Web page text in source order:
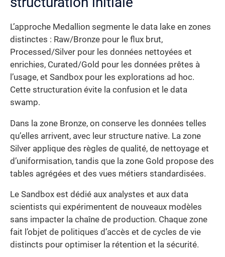
L’approche Medallion segmente le data lake en zones
distinctes : Raw/Bronze pour le flux brut,
Processed/Silver pour les données nettoyées et
enrichies, Curated/Gold pour les données prêtes à
l’usage, et Sandbox pour les explorations ad hoc.
Cette structuration évite la confusion et le data
swamp.
Dans la zone Bronze, on conserve les données telles
qu’elles arrivent, avec leur structure native. La zone
Silver applique des règles de qualité, de nettoyage et
d’uniformisation, tandis que la zone Gold propose des
tables agrégées et des vues métiers standardisées.
Le Sandbox est dédié aux analystes et aux data
scientists qui expérimentent de nouveaux modèles
sans impacter la chaîne de production. Chaque zone
fait l’objet de politiques d’accès et de cycles de vie
distincts pour optimiser la rétention et la sécurité.